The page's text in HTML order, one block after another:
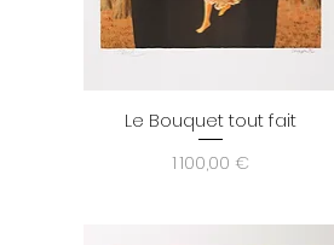
Aperçu rapide
Le Bouquet tout fait
Prix
1 100,00 €